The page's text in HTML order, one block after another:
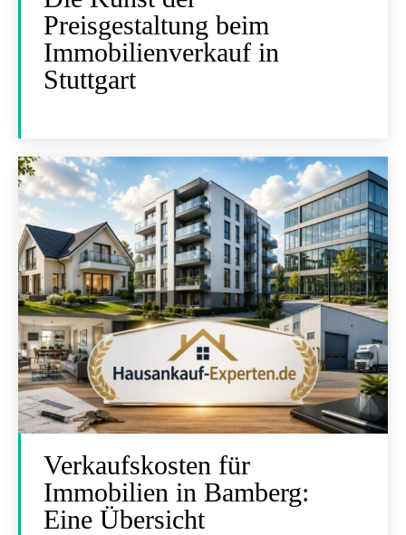
Preisgestaltung beim
Immobilienverkauf in
Stuttgart
Verkaufskosten für
Immobilien in Bamberg:
Eine Übersicht